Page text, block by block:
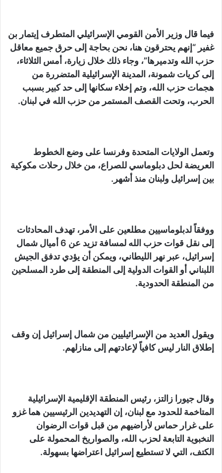
فيما قال وزير الأمن القومي الإسرائيلي المتطرف إيتمار بن
غفير “إنهم يحترقون هنا، نحن بحاجة إلى حرق جميع معاقل
حزب الله وتدميرها”، وجاء ذلك خلال زيارة، أمس الثلاثاء،
إلى كريات شمونة، المدينة الإسرائيلية المتضررة من
هجمات حزب الله، وتم إخلاء سكانها إلى حد كبير بسبب
الحرب، وتحت القصف المستمر من حزب الله في لبنان.
وتعمل الولايات المتحدة وفرنسا على وضع الخطوط
العريضة لحل دبلوماسي للصراع، من خلال رحلات مكوكية
بين إسرائيل ولبنان منذ أشهر.
ووفقاً لدبلوماسيين مطلعين على الأمر، تهدف المحادثات
إلى نقل قوات حزب الله لمسافة تزيد عن 6 أميال شمال
إسرائيل، عبر نهر الليطاني، ويمكن أن يؤدي تدفق الجيش
اللبناني أو القوات الدولية إلى المنطقة إلى طرد المسلحين
من المنطقة الحدودية.
ويقول العديد من الإسرائيليين من شمال إسرائيل إن وقف
إطلاق النار ليس كافياً لإعادتهم إلى منازلهم.
وقال جيورا زالتز، رئيس المنطقة الإقليمية الإسرائيلية
المتاخمة للحدود مع لبنان، إن التهديدين الرئيسيين هما غزو
على غرار حماس لأراضيهم من قبل قوات الرضوان
النخبوية التابعة لحزب الله، والصواريخ المحمولة على
الكتف، التي لا تستطيع إسرائيل اعتراضها بسهولة.